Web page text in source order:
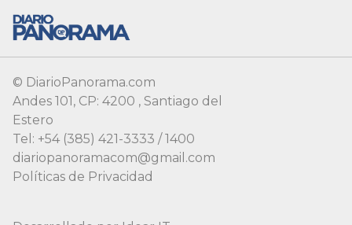
© DiarioPanorama.com
Andes 101, CP: 4200 , Santiago del
Estero
Tel: +54 (385) 421-3333 / 1400
diariopanoramacom@gmail.com
Políticas de Privacidad